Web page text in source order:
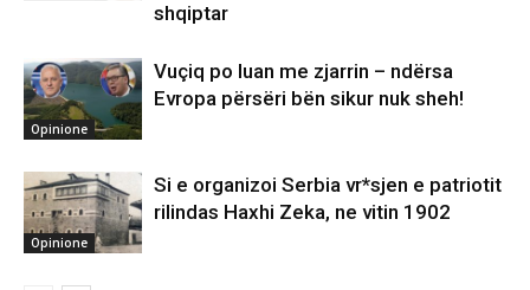
shqiptar
Opinione
Vuçiq po luan me zjarrin – ndërsa
Evropa përsëri bën sikur nuk sheh!
Opinione
Si e organizoi Serbia vr*sjen e patriotit
rilindas Haxhi Zeka, ne vitin 1902